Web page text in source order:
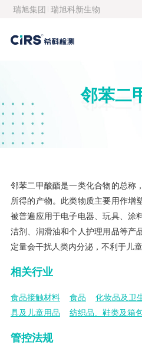
瑞旭集团 瑞旭科新生物
邻苯二
邻苯二
邻苯二甲酸酯是一类化合物的总称
所得的产物。此类物质主要用作增
被普遍应用于电子电器、玩具、涂
洁剂、润滑油和个人护理用品等产
定量会干扰人类内分泌，不利于儿童
相关行业
食品接触材料 食品 化妆品及卫
具及儿童用品
纺织品、鞋类及箱
管控法规